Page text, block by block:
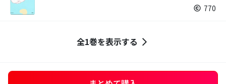
770
全1巻を表示する